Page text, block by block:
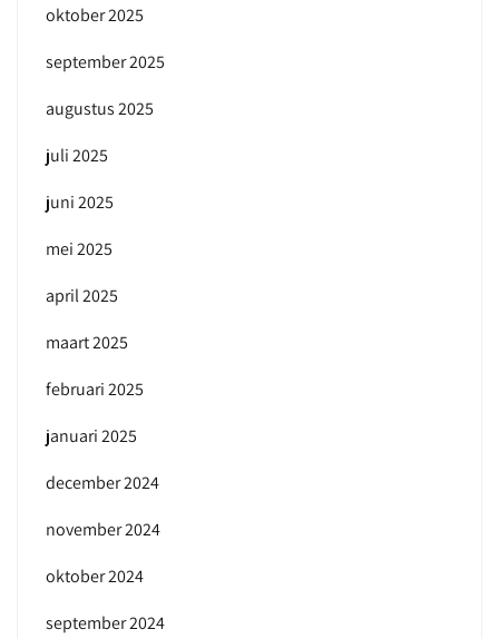
oktober 2025
september 2025
augustus 2025
juli 2025
juni 2025
mei 2025
april 2025
maart 2025
februari 2025
januari 2025
december 2024
november 2024
oktober 2024
september 2024